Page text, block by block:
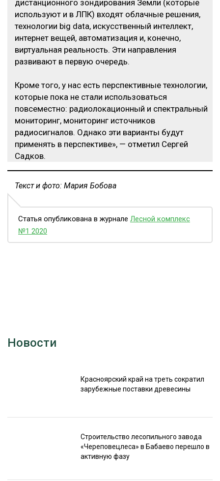
дистанционного зондирования Земли (которые
используют и в ЛПК) входят облачные решения,
технологии big data, искусственный интеллект,
интернет вещей, автоматизация и, конечно,
виртуальная реальность. Эти направления
развивают в первую очередь.
Кроме того, у нас есть перспективные технологии,
которые пока не стали использоваться
повсеместно: радиолокационный и спектральный
мониторинг, мониторинг источников
радиосигналов. Однако эти варианты будут
применять в перспективе», — отметил Сергей
Садков.
Текст и фото: Мария Бобова
Статья опубликована в журнале Лесной комплекс
№1 2020
Новости
Красноярский край на треть сократил
зарубежные поставки древесины
Строительство лесопильного завода
«Череповецлеса» в Бабаево перешло в
активную фазу